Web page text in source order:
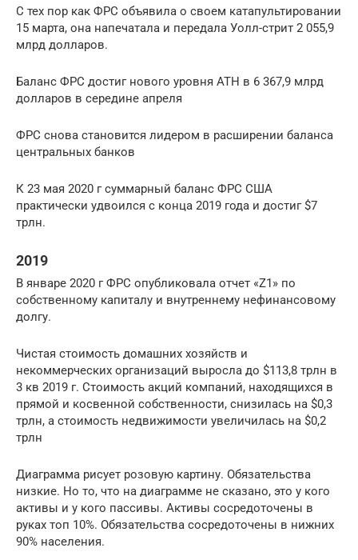
С тех пор как ФРС объявила о своем катапультировании
15 марта, она напечатала и передала Уолл-стрит 2 055,9
млрд долларов.
Баланс ФРС достиг нового уровня ATH в 6 367,9 млрд
долларов в середине апреля
ФРС снова становится лидером в расширении баланса
центральных банков
К 23 мая 2020 г суммарный баланс ФРС США
практически удвоился с конца 2019 года и достиг $7
трлн.
2019
В январе 2020 г ФРС опубликовала отчет «Z1» по
собственному капиталу и внутреннему нефинансовому
долгу.
Чистая стоимость домашних хозяйств и
некоммерческих организаций выросла до $113,8 трлн в
3 кв 2019 г. Стоимость акций компаний, находящихся в
прямой и косвенной собственности, снизилась на $0,3
трлн, а стоимость недвижимости увеличилась на $0,2
трлн
Диаграмма рисует розовую картину. Обязательства
низкие. Но то, что на диаграмме не сказано, это у кого
активы и у кого пассивы. Активы сосредоточены в
руках топ 10%. Обязательства сосредоточены в нижних
90% населения.